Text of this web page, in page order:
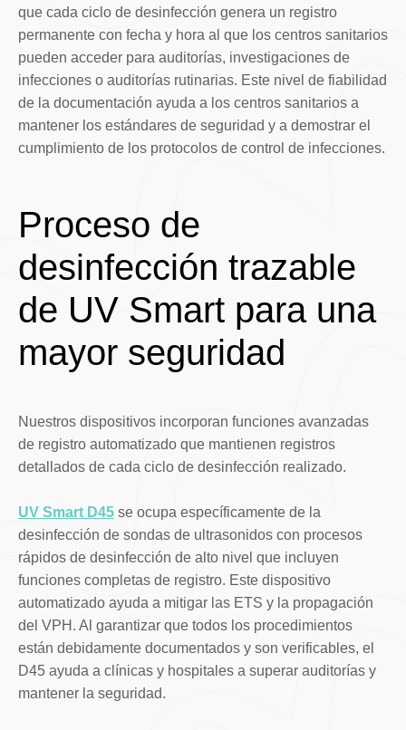
que cada ciclo de desinfección genera un registro
permanente con fecha y hora al que los centros sanitarios
pueden acceder para auditorías, investigaciones de
infecciones o auditorías rutinarias. Este nivel de fiabilidad
de la documentación ayuda a los centros sanitarios a
mantener los estándares de seguridad y a demostrar el
cumplimiento de los protocolos de control de infecciones.
Proceso de
desinfección trazable
de UV Smart para una
mayor seguridad
Nuestros dispositivos incorporan funciones avanzadas
de registro automatizado que mantienen registros
detallados de cada ciclo de desinfección realizado.
UV Smart D45se ocupa específicamente de la
desinfección de sondas de ultrasonidos con procesos
rápidos de desinfección de alto nivel que incluyen
funciones completas de registro. Este dispositivo
automatizado ayuda a mitigar las ETS y la propagación
del VPH. Al garantizar que todos los procedimientos
están debidamente documentados y son verificables, el
D45 ayuda a clínicas y hospitales a superar auditorías y
mantener la seguridad.